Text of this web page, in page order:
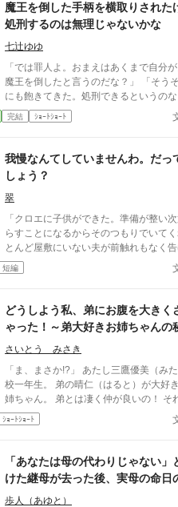
魔王を倒した手柄を横取りされた
処刑するのは無理じゃないかな
七辻ゆゆ
「では罪人よ。おまえはあくまで自分が
魔王を倒したと言うのだな？」 「そ
にも飽きてきた。処刑できるというの
完結 ｼｮｰﾄｼｮｰﾄ
我慢なんてしていませんわ。だっ
しょう？
翠
「クロエに子供ができた。準備が整い
らすことになるからそのつもりでいてくれ」
とんど屋敷にいない夫が前触れもなく
をきっかけに、レティシアは“三年間”の
せることにした。 赤の他人を屋敷に迎えることはし
って、面倒でしょう？」 不誠実な夫も、無意味な結
婚も、 この際すべて切り捨ててしまい
短編
どうしよう私、弟にお腹を大きく
ゃった！～弟大好きお姉ちゃんの
～
さいとう みさき
「ま、まさか!?」 あたし三鷹優美（みたかゆうみ）高
校一年生。 弟の晴仁（はると）が大好
姉ちゃん。 弟とは凄く仲が良いの！ そ
のすごく‥‥‥ 「あん、晴仁いきなりそんなのお口
に入らないよぉ～♡」 そんな関係のあたしたち。 で
か来ないのも気にもせずスカートのファ
ると‥‥‥ 「うそっ！ お腹が出て来てる!?」 お姉
ちゃんの秘密の悩みです。
ｼｮｰﾄｼｮｰﾄ
「あなたは母の代わりじゃない」
けた継母が去った後、実母の命日
が、十二年分遺されていた
歩人（あゆと）